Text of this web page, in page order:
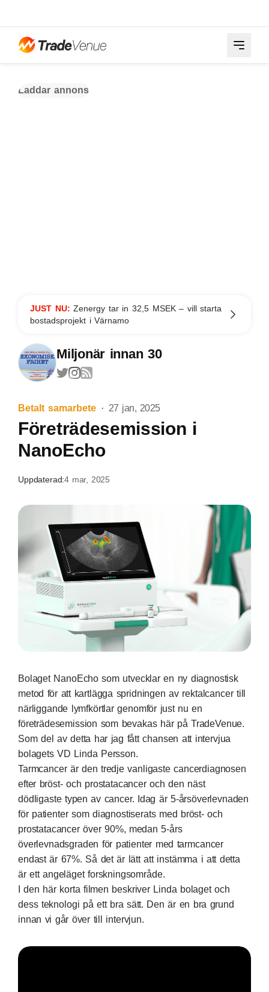
Laddar annons
JUST NU:Zenergy tar in 32,5 MSEK – vill starta
bostadsprojekt i Värnamo
Miljonär innan 30
Betalt samarbete 27 jan, 2025
Företrädesemission i
NanoEcho
Uppdaterad:4 mar, 2025
Bolaget NanoEcho som utvecklar en ny diagnostisk
metod för att kartlägga spridningen av rektalcancer till
närliggande lymfkörtlar genomför just nu en
företrädesemission som bevakas här på TradeVenue.
Som del av detta har jag fått chansen att intervjua
bolagets VD Linda Persson.
Tarmcancer är den tredje vanligaste cancerdiagnosen
efter bröst- och prostatacancer och den näst
dödligaste typen av cancer. Idag är 5-årsöverlevnaden
för patienter som diagnostiserats med bröst- och
prostatacancer över 90%, medan 5-års
överlevnadsgraden för patienter med tarmcancer
endast är 67%. Så det är lätt att instämma i att detta
är ett angeläget forskningsområde.
I den här korta filmen beskriver Linda bolaget och
dess teknologi på ett bra sätt. Den är en bra grund
innan vi går över till intervjun.